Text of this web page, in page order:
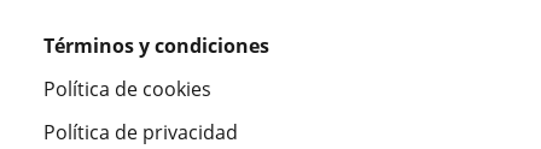
Términos y condiciones
Política de cookies
Política de privacidad